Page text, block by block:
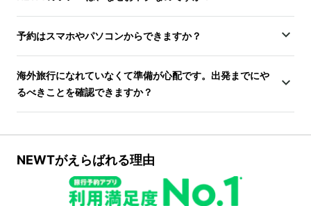
予約はスマホやパソコンからできますか？
海外旅行になれていなくて準備が心配です。出発までにや
るべきことを確認できますか？
NEWTがえらばれる理由